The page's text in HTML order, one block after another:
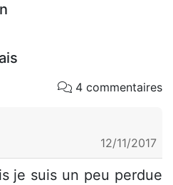
4 commentaires
12/11/2017
je suis un peu perdue